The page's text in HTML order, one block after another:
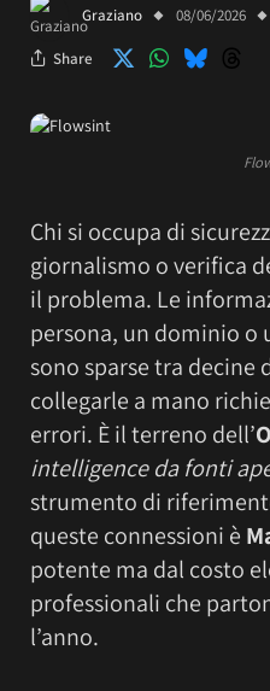
Graziano 08/06/2026
Share
Chi si occupa di
giornalismo o verifica
il problema. Le
persona, un dominio o
sono sparse tra decine
collegarle a mano
errori. È il terreno dell’
intelligence da fonti
strumento di
queste connessioni è
potente ma dal costo
professionali che
l’anno.